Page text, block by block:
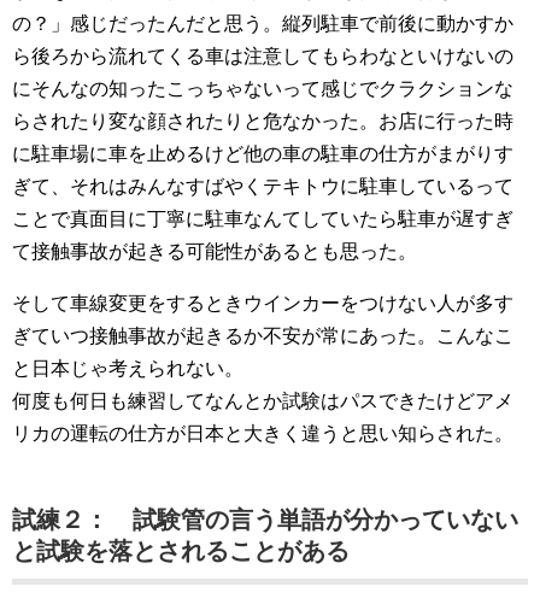
の？」感じだったんだと思う。縦列駐車で前後に動かすか
ら後ろから流れてくる車は注意してもらわなといけないの
にそんなの知ったこっちゃないって感じでクラクションな
らされたり変な顔されたりと危なかった。お店に行った時
に駐車場に車を止めるけど他の車の駐車の仕方がまがりす
ぎて、それはみんなすばやくテキトウに駐車しているって
ことで真面目に丁寧に駐車なんてしていたら駐車が遅すぎ
て接触事故が起きる可能性があるとも思った。
そして車線変更をするときウインカーをつけない人が多す
ぎていつ接触事故が起きるか不安が常にあった。こんなこ
と日本じゃ考えられない。
何度も何日も練習してなんとか試験はパスできたけどアメ
リカの運転の仕方が日本と大きく違うと思い知らされた。
試練２： 試験管の言う単語が分かっていない
と試験を落とされることがある